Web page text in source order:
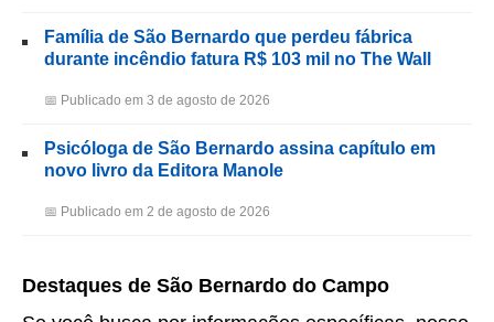
Família de São Bernardo que perdeu fábrica
durante incêndio fatura R$ 103 mil no The Wall
📅 Publicado em 3 de agosto de 2026
Psicóloga de São Bernardo assina capítulo em
novo livro da Editora Manole
📅 Publicado em 2 de agosto de 2026
Destaques de São Bernardo do Campo